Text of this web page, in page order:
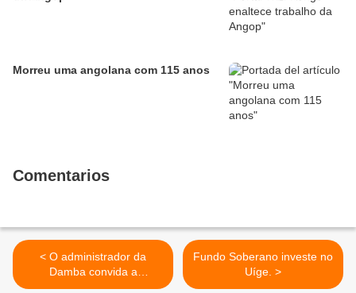
Morreu uma angolana com 115 anos
Comentarios
< O administrador da
Damba convida a
ANADAMBA para participar
Fundo Soberano investe no
Uíge. >